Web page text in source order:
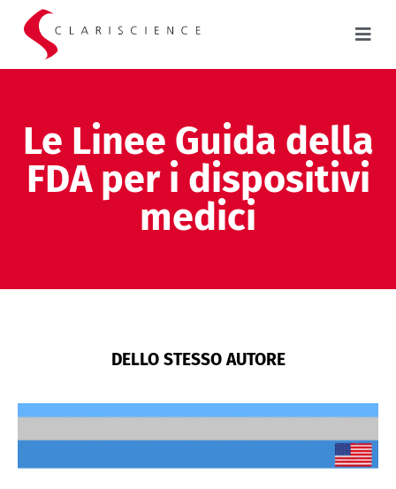
Le Linee Guida della
FDA per i dispositivi
medici
DELLO STESSO AUTORE